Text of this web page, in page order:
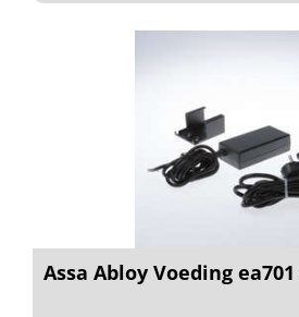
Assa Abloy Voeding ea701